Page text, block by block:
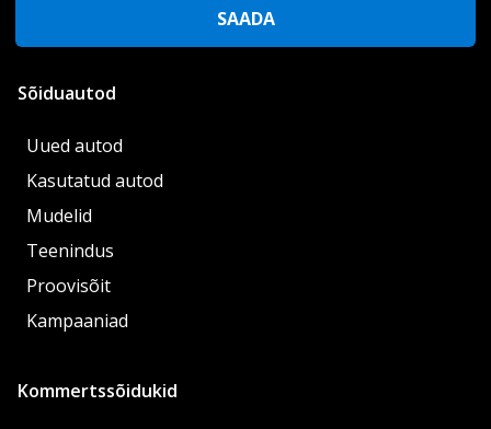
SAADA
Sõiduautod
Uued autod
Kasutatud autod
Mudelid
Teenindus
Proovisõit
Kampaaniad
Kommertssõidukid